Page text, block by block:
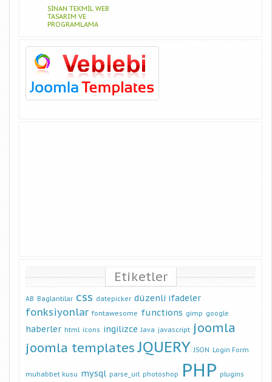
SINAN TEKMIL WEB
TASARIM VE
PROGRAMLAMA
Etiketler
AB Baglantilar css datepicker düzenli ifadeler
fonksiyonlar fontawesome functions gimp google
haberler html icons ingilizce Java javascript joomla
joomla templates JQUERY JSON Login Form
muhabbet kusu mysql parse_url photoshop PHP plugins